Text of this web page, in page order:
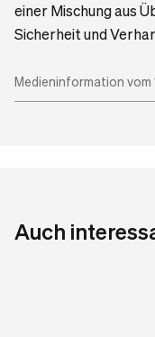
einer Mischung aus
Sicherheit und
Medieninformation vom
Auch